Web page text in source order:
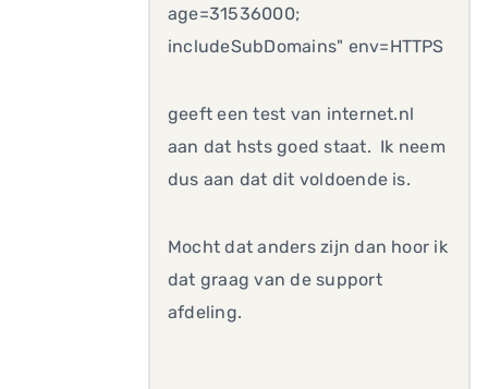
age=31536000;
includeSubDomains" env=HTTPS
geeft een test van internet.nl
aan dat hsts goed staat. Ik neem
dus aan dat dit voldoende is.
Mocht dat anders zijn dan hoor ik
dat graag van de support
afdeling.